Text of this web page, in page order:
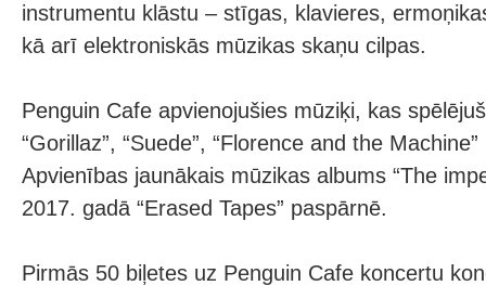
instrumentu klāstu – stīgas, klavieres,
kā arī elektroniskās mūzikas skaņu cilpas.
Penguin Cafe apvienojušies mūziķi, kas
“Gorillaz”, “Suede”, “Florence and the Machine”
Apvienības jaunākais mūzikas albums “The
2017. gadā “Erased Tapes” paspārnē.
Pirmās 50 biļetes uz Penguin Cafe koncertu